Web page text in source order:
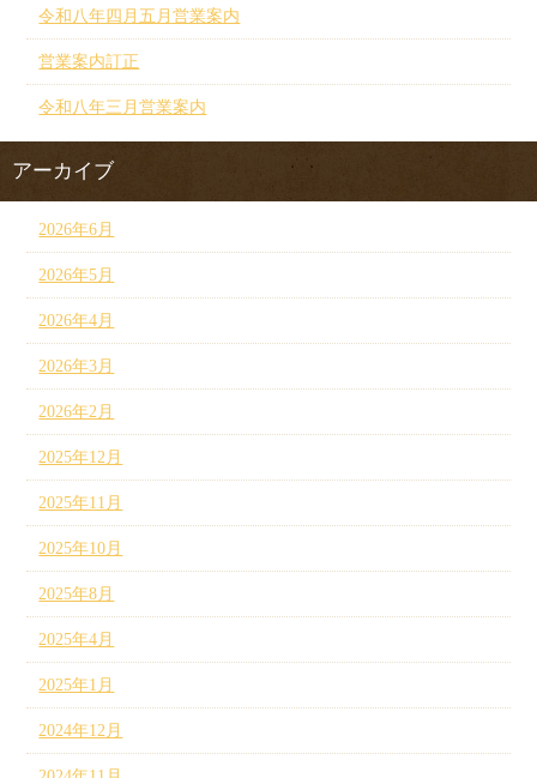
令和八年四月五月営業案内
営業案内訂正
令和八年三月営業案内
アーカイブ
2026年6月
2026年5月
2026年4月
2026年3月
2026年2月
2025年12月
2025年11月
2025年10月
2025年8月
2025年4月
2025年1月
2024年12月